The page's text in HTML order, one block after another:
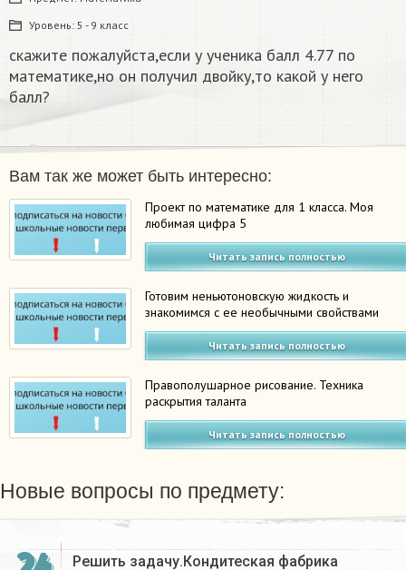
Уровень: 5 - 9 класс
скажите пожалуйста,если у ученика балл 4.77 по
математике,но он получил двойку,то какой у него
балл?​
Вам так же может быть интересно:
Проект по математике для 1 класса. Моя
любимая цифра 5
Читать запись полностью
Готовим неньютоновскую жидкость и
знакомимся с ее необычными свойствами
Читать запись полностью
Правополушарное рисование. Техника
раскрытия таланта
Читать запись полностью
Новые вопросы по предмету:
Решить задачу.Кондитеская фабрика